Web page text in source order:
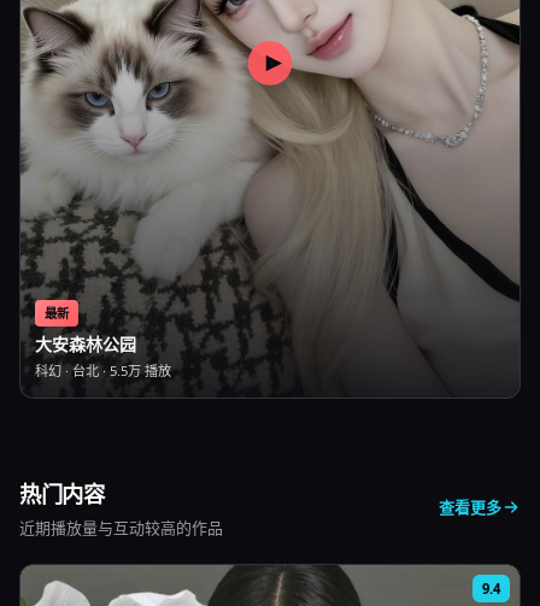
最新
大安森林公园
科幻 · 台北· 5.5万 播放
热门内容
近期播放量与互动较高的作品
查看更多
9.4